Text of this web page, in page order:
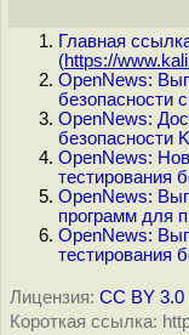
Главная
(https://
OpenNews:
безопасности
OpenNews:
безопасности
OpenNews:
тестирования
OpenNews:
программ для
OpenNews:
тестирования
Лицензия: CC BY 3.0
Короткая ссылка: